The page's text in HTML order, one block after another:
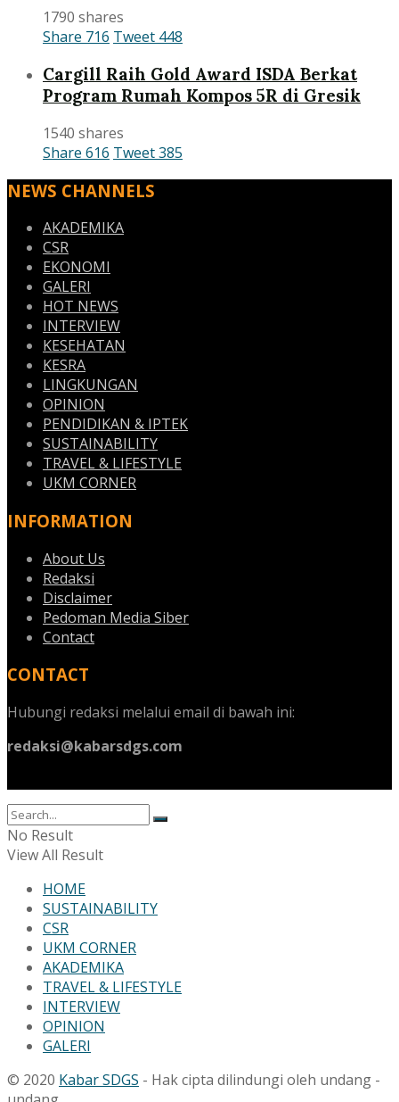
1790 shares
Share 716 Tweet 448
Cargill Raih Gold Award ISDA Berkat
Program Rumah Kompos 5R di Gresik
1540 shares
Share 616 Tweet385
NEWS CHANNELS
AKADEMIKA
CSR
EKONOMI
GALERI
HOT NEWS
INTERVIEW
KESEHATAN
KESRA
LINGKUNGAN
OPINION
PENDIDIKAN & IPTEK
SUSTAINABILITY
TRAVEL & LIFESTYLE
UKM CORNER
INFORMATION
About Us
Redaksi
Disclaimer
Pedoman Media Siber
Contact
CONTACT
Hubungi redaksi melalui email di bawah ini:
redaksi@kabarsdgs.com
No Result
View All Result
HOME
SUSTAINABILITY
CSR
UKM CORNER
AKADEMIKA
TRAVEL & LIFESTYLE
INTERVIEW
OPINION
GALERI
© 2020 Kabar SDGS - Hak cipta dilindungi oleh undang -